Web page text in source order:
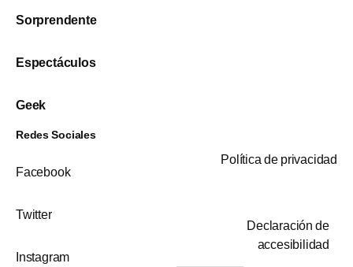
Sorprendente
Espectáculos
Geek
Redes Sociales
Facebook
Twitter
Instagram
Política de privacidad
Declaración de
accesibilidad